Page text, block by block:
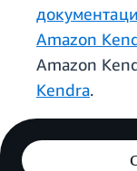
Amazon
Amazon
Kendra.